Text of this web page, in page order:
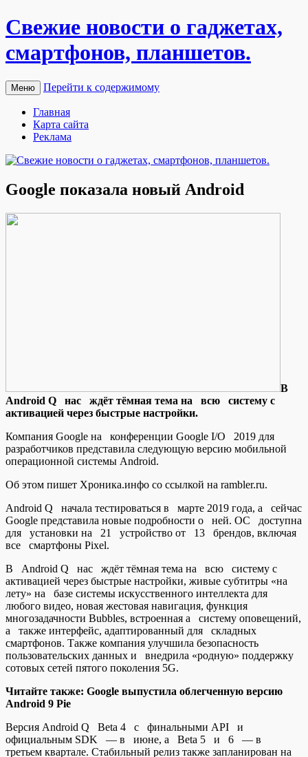
Свежие новости о гаджетах,
смартфонов, планшетов.
Меню Перейти к содержимому
Главная
Карта сайта
Реклама
Google показала новый Android
В
Android Q нaс ждёт тёмнaя тема на всю систему с
активацией через быстрые настройки.
Компания Google на конференции Google I/O 2019 для
разработчиков представила следующую версию мобильной
операционной системы Android.
Об этом пишет Хроника.инфо со ссылкой на rambler.ru.
Android Q начала тестироваться в марте 2019 года, а сейчас
Google представила новые подробности о ней. ОС доступна
для установки на 21 устройство от 13 брендов, включая
все смартфоны Pixel.
В Android Q нас ждёт тёмная тема на всю систему с
активацией через быстрые настройки, живые субтитры «на
лету» на базе системы искусственного интеллекта для
любого видео, новая жестовая навигация, функция
многозадачности Bubbles, встроенная а систему оповещений,
а также интерфейс, адаптированный для складных
смартфонов. Также компания улучшила безопасность
пользовательских данных и внедрила «родную» поддержку
сотовых сетей пятого поколения 5G.
Читайте также: Google выпустила облегченную версию
Android 9 Pie
Версия Android Q Beta 4 с финальными API и
официальным SDK — в июне, а Beta 5 и 6 — в
третьем квартале. Стабильный релиз также запланирован на